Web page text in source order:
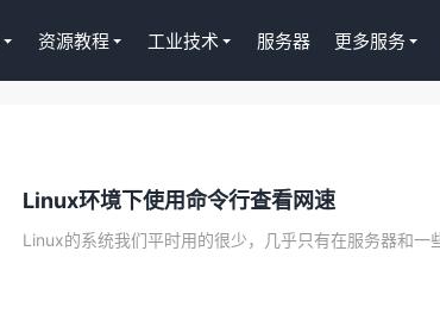
资源教程 工业技术 服务器 更多服务
Linux环境下使用命令行查看网速